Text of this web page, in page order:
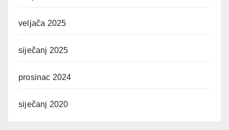
veljača 2025
siječanj 2025
prosinac 2024
siječanj 2020